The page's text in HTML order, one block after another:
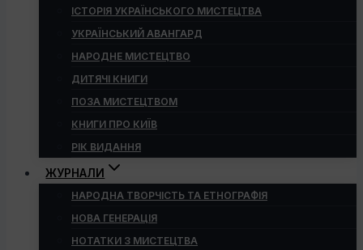
ІСТОРІЯ УКРАЇНСЬКОГО МИСТЕЦТВА
УКРАЇНСЬКИЙ АВАНГАРД
НАРОДНЕ МИСТЕЦТВО
ДИТЯЧІ КНИГИ
ПОЗА МИСТЕЦТВОМ
КНИГИ ПРО КИЇВ
РІК ВИДАННЯ
ЖУРНАЛИ
НАРОДНА ТВОРЧІСТЬ ТА ЕТНОГРАФІЯ
НОВА ГЕНЕРАЦІЯ
НОТАТКИ З МИСТЕЦТВА